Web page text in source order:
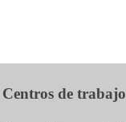
Centros de trabajo